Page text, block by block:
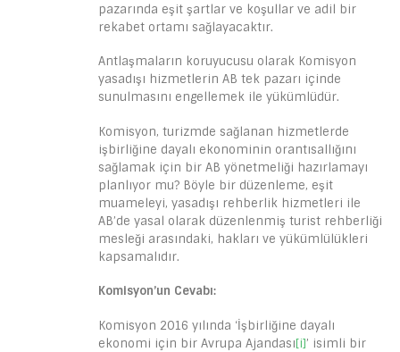
pazarında eşit şartlar ve koşullar ve adil bir
rekabet ortamı sağlayacaktır.
Antlaşmaların koruyucusu olarak Komisyon
yasadışı hizmetlerin AB tek pazarı içinde
sunulmasını engellemek ile yükümlüdür.
Komisyon, turizmde sağlanan hizmetlerde
işbirliğine dayalı ekonominin orantısallığını
sağlamak için bir AB yönetmeliği hazırlamayı
planlıyor mu? Böyle bir düzenleme, eşit
muameleyi, yasadışı rehberlik hizmetleri ile
AB’de yasal olarak düzenlenmiş turist rehberliği
mesleği arasındaki, hakları ve yükümlülükleri
kapsamalıdır.
Komisyon’un Cevabı:
Komisyon 2016 yılında ‘İşbirliğine dayalı
ekonomi için bir Avrupa Ajandası[i]’ isimli bir